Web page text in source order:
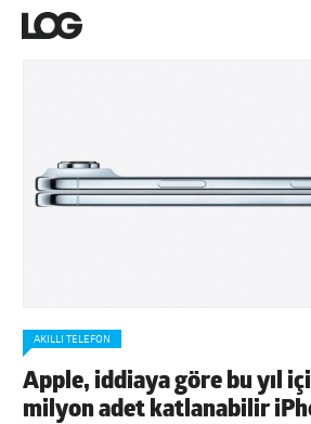
AKILLI TELEFON
Apple, iddiaya göre bu yıl
milyon adet katlanabilir